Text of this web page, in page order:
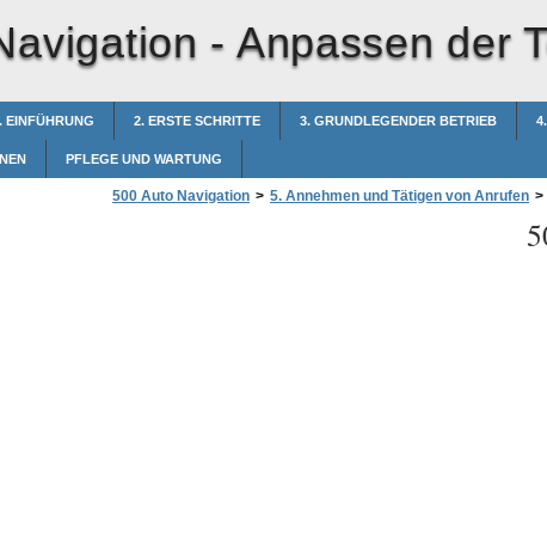
- Anpassen der
EINFÜHRUNG 2. ERSTE SCHRITTE 3. GRUNDLEGENDER BETRIEB
PFLEGE UND WARTUNG
500 Auto Navigation > 5. Annehmen und Tätigen von Anrufen >